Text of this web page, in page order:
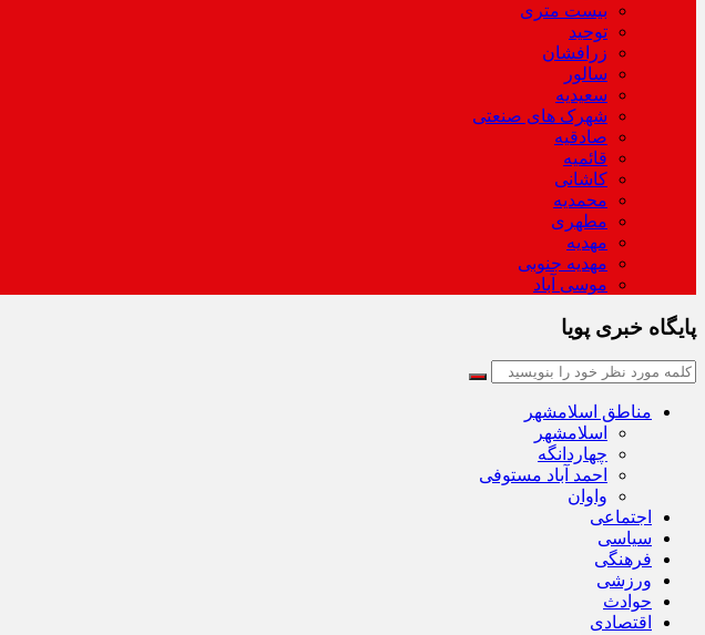
بیست متری
توحید
زرافشان
سالور
سعیدیه
شهرک های صنعتی
صادقیه
قائمیه
کاشانی
محمدیه
مطهری
مهدیه
مهدیه جنوبی
موسی آباد
پایگاه خبری پویا
مناطق اسلامشهر
اسلامشهر
چهاردانگه
احمد آباد مستوفی
واوان
اجتماعی
سیاسی
فرهنگی
ورزشی
حوادث
اقتصادی